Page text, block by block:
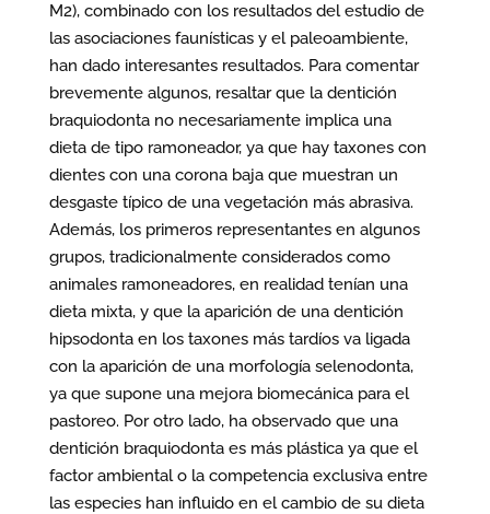
M2), combinado con los resultados del estudio de
las asociaciones faunísticas y el paleoambiente,
han dado interesantes resultados. Para comentar
brevemente algunos, resaltar que la dentición
braquiodonta no necesariamente implica una
dieta de tipo ramoneador, ya que hay taxones con
dientes con una corona baja que muestran un
desgaste típico de una vegetación más abrasiva.
Además, los primeros representantes en algunos
grupos, tradicionalmente considerados como
animales ramoneadores, en realidad tenían una
dieta mixta, y que la aparición de una dentición
hipsodonta en los taxones más tardíos va ligada
con la aparición de una morfología selenodonta,
ya que supone una mejora biomecánica para el
pastoreo. Por otro lado, ha observado que una
dentición braquiodonta es más plástica ya que el
factor ambiental o la competencia exclusiva entre
las especies han influido en el cambio de su dieta